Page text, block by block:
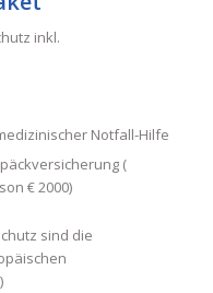
inkl.
Notfall-Hilfe
(
€ 2000)
sind die